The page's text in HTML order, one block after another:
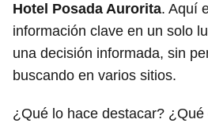
Hotel Posada Aurorita. Aquí
información clave en un solo
una decisión informada, sin
buscando en varios sitios.
¿Qué lo hace destacar?